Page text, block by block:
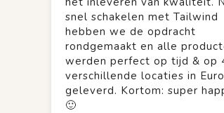
snel schakelen met Tailwind
hebben we de opdracht
rondgemaakt en alle
werden perfect op tijd & op
verschillende locaties in
geleverd. Kortom: super
🙂